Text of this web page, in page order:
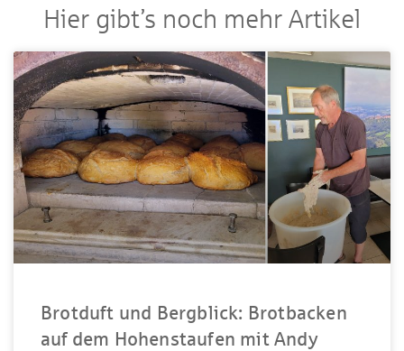
Hier gibt’s noch mehr Artikel
Brotduft und Bergblick: Brotbacken
auf dem Hohenstaufen mit Andy